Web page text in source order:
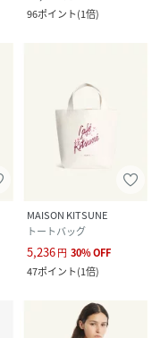
96ポイント(1倍)
MAISON KITSUNE
トートバッグ
5,236円 30%OFF
47ポイント(1倍)